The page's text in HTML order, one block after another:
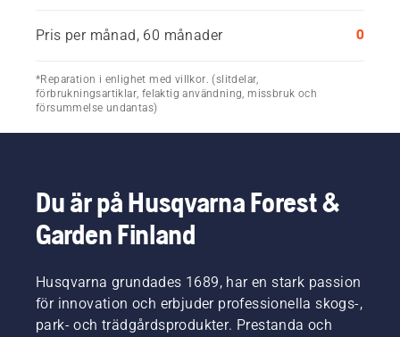
Pris per månad, 60 månader 0
*Reparation i enlighet med villkor. (slitdelar,
förbrukningsartiklar, felaktig användning, missbruk och
försummelse undantas)
Du är på Husqvarna Forest &
Garden Finland
Husqvarna grundades 1689, har en stark passion
för innovation och erbjuder professionella skogs-,
park- och trädgårdsprodukter. Prestanda och